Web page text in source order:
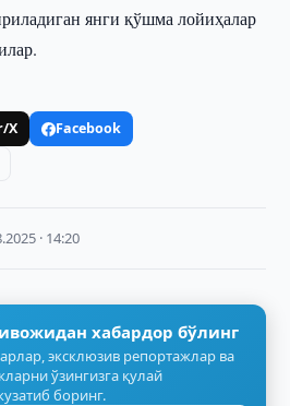
янги қўшма лойиҳалар
X
Facebook
· 14:20
хабардор бўлинг
эксклюзив репортажлар ва
ўзингизга қулай
боринг.